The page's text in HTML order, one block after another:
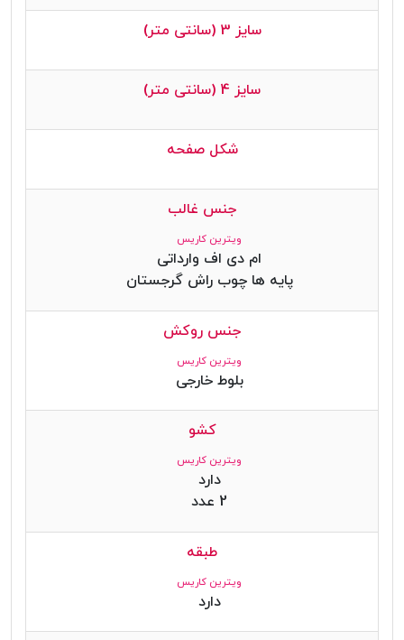
سایز 3 (سانتی متر)
سایز 4 (سانتی متر)
شکل صفحه
جنس غالب
ویترین کاریس
ام دی اف وارداتی
پایه ها چوب راش گرجستان
جنس روکش
ویترین کاریس
بلوط خارجی
کشو
ویترین کاریس
دارد
2 عدد
طبقه
ویترین کاریس
دارد